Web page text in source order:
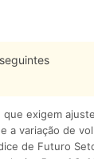
que exigem
a variação de
de Futuro